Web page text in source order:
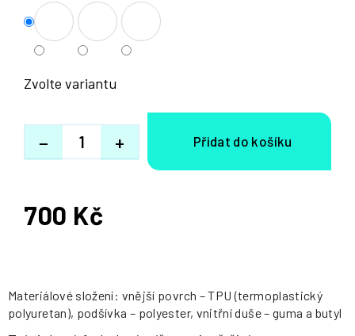
Zvolte variantu
+
−
700 Kč
Měrná
Materiálové složení: vnější povrch – TPU (termoplastický
polyuretan), podšívka – polyester, vnitřní duše – guma a butyl